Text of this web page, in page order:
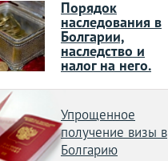
Порядок
наследования в
Болгарии,
наследство и
налог на него.
Упрощенное
получение визы в
Болгарию